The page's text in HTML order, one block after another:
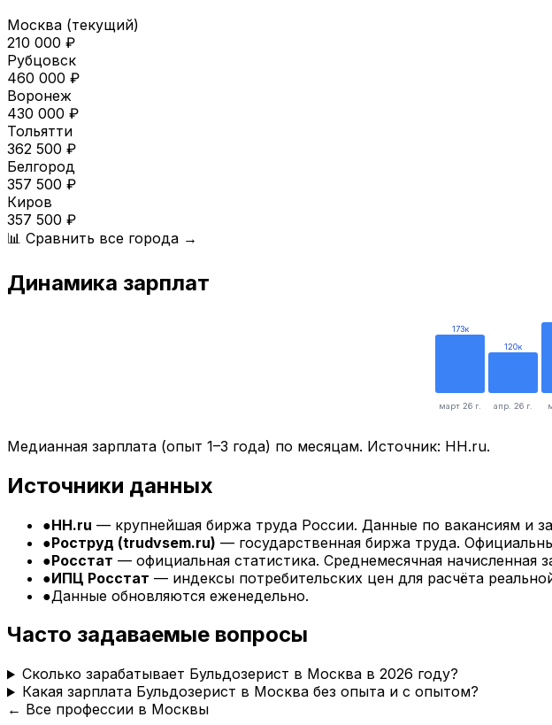
Москва (текущий)
210 000 ₽
Рубцовск
460 000 ₽
Воронеж
430 000 ₽
Тольятти
362 500 ₽
Белгород
357 500 ₽
Киров
357 500 ₽
📊 Сравнить все города →
Динамика зарплат
март 26 г.
173к
апр. 26 г.
120к
Медианная зарплата (опыт 1–3 года) по месяцам. Источник: HH.ru.
Источники данных
●HH.ru — крупнейшая биржа труда России. Данные по вакансиям и
●Роструд (trudvsem.ru) — государственная биржа труда.
●Росстат — официальная статистика. Среднемесячная начисленная
●ИПЦ Росстат — индексы потребительских цен для расчёта
●Данные обновляются еженедельно.
Часто задаваемые вопросы
Сколько зарабатывает Бульдозерист в Москва в 2026 году?
Какая зарплата Бульдозерист в Москва без опыта и с опытом?
← Все профессии в Москвы